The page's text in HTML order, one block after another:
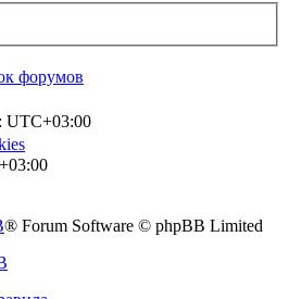
форумов
UTC+03:00
® Forum Software © phpBB Limited